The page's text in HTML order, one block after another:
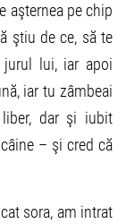
aşternea pe chip
ştiu de ce, să te
lui, iar apoi
iar tu zâmbeai
dar şi iubit
– şi cred că
sora, am intrat